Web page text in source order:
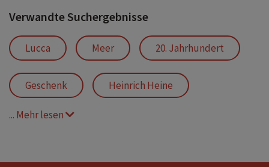
Verwandte Suchergebnisse
Lucca Meer 20. Jahrhundert
Geschenk Heinrich Heine
Moderner Klassiker
Frauen Humor
... Mehr lesen